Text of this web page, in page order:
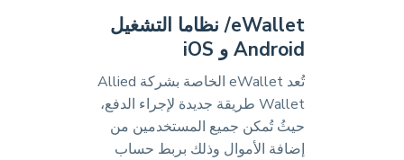
eWallet/ نظاما التشغيل
Android و iOS
تُعد eWallet الخاصة بشركة Allied
Wallet طريقة جديدة لإجراء الدفع،
حيثُ تُمكن جميع المستخدمين من
إضافة الأموال وذلك بربط حساب